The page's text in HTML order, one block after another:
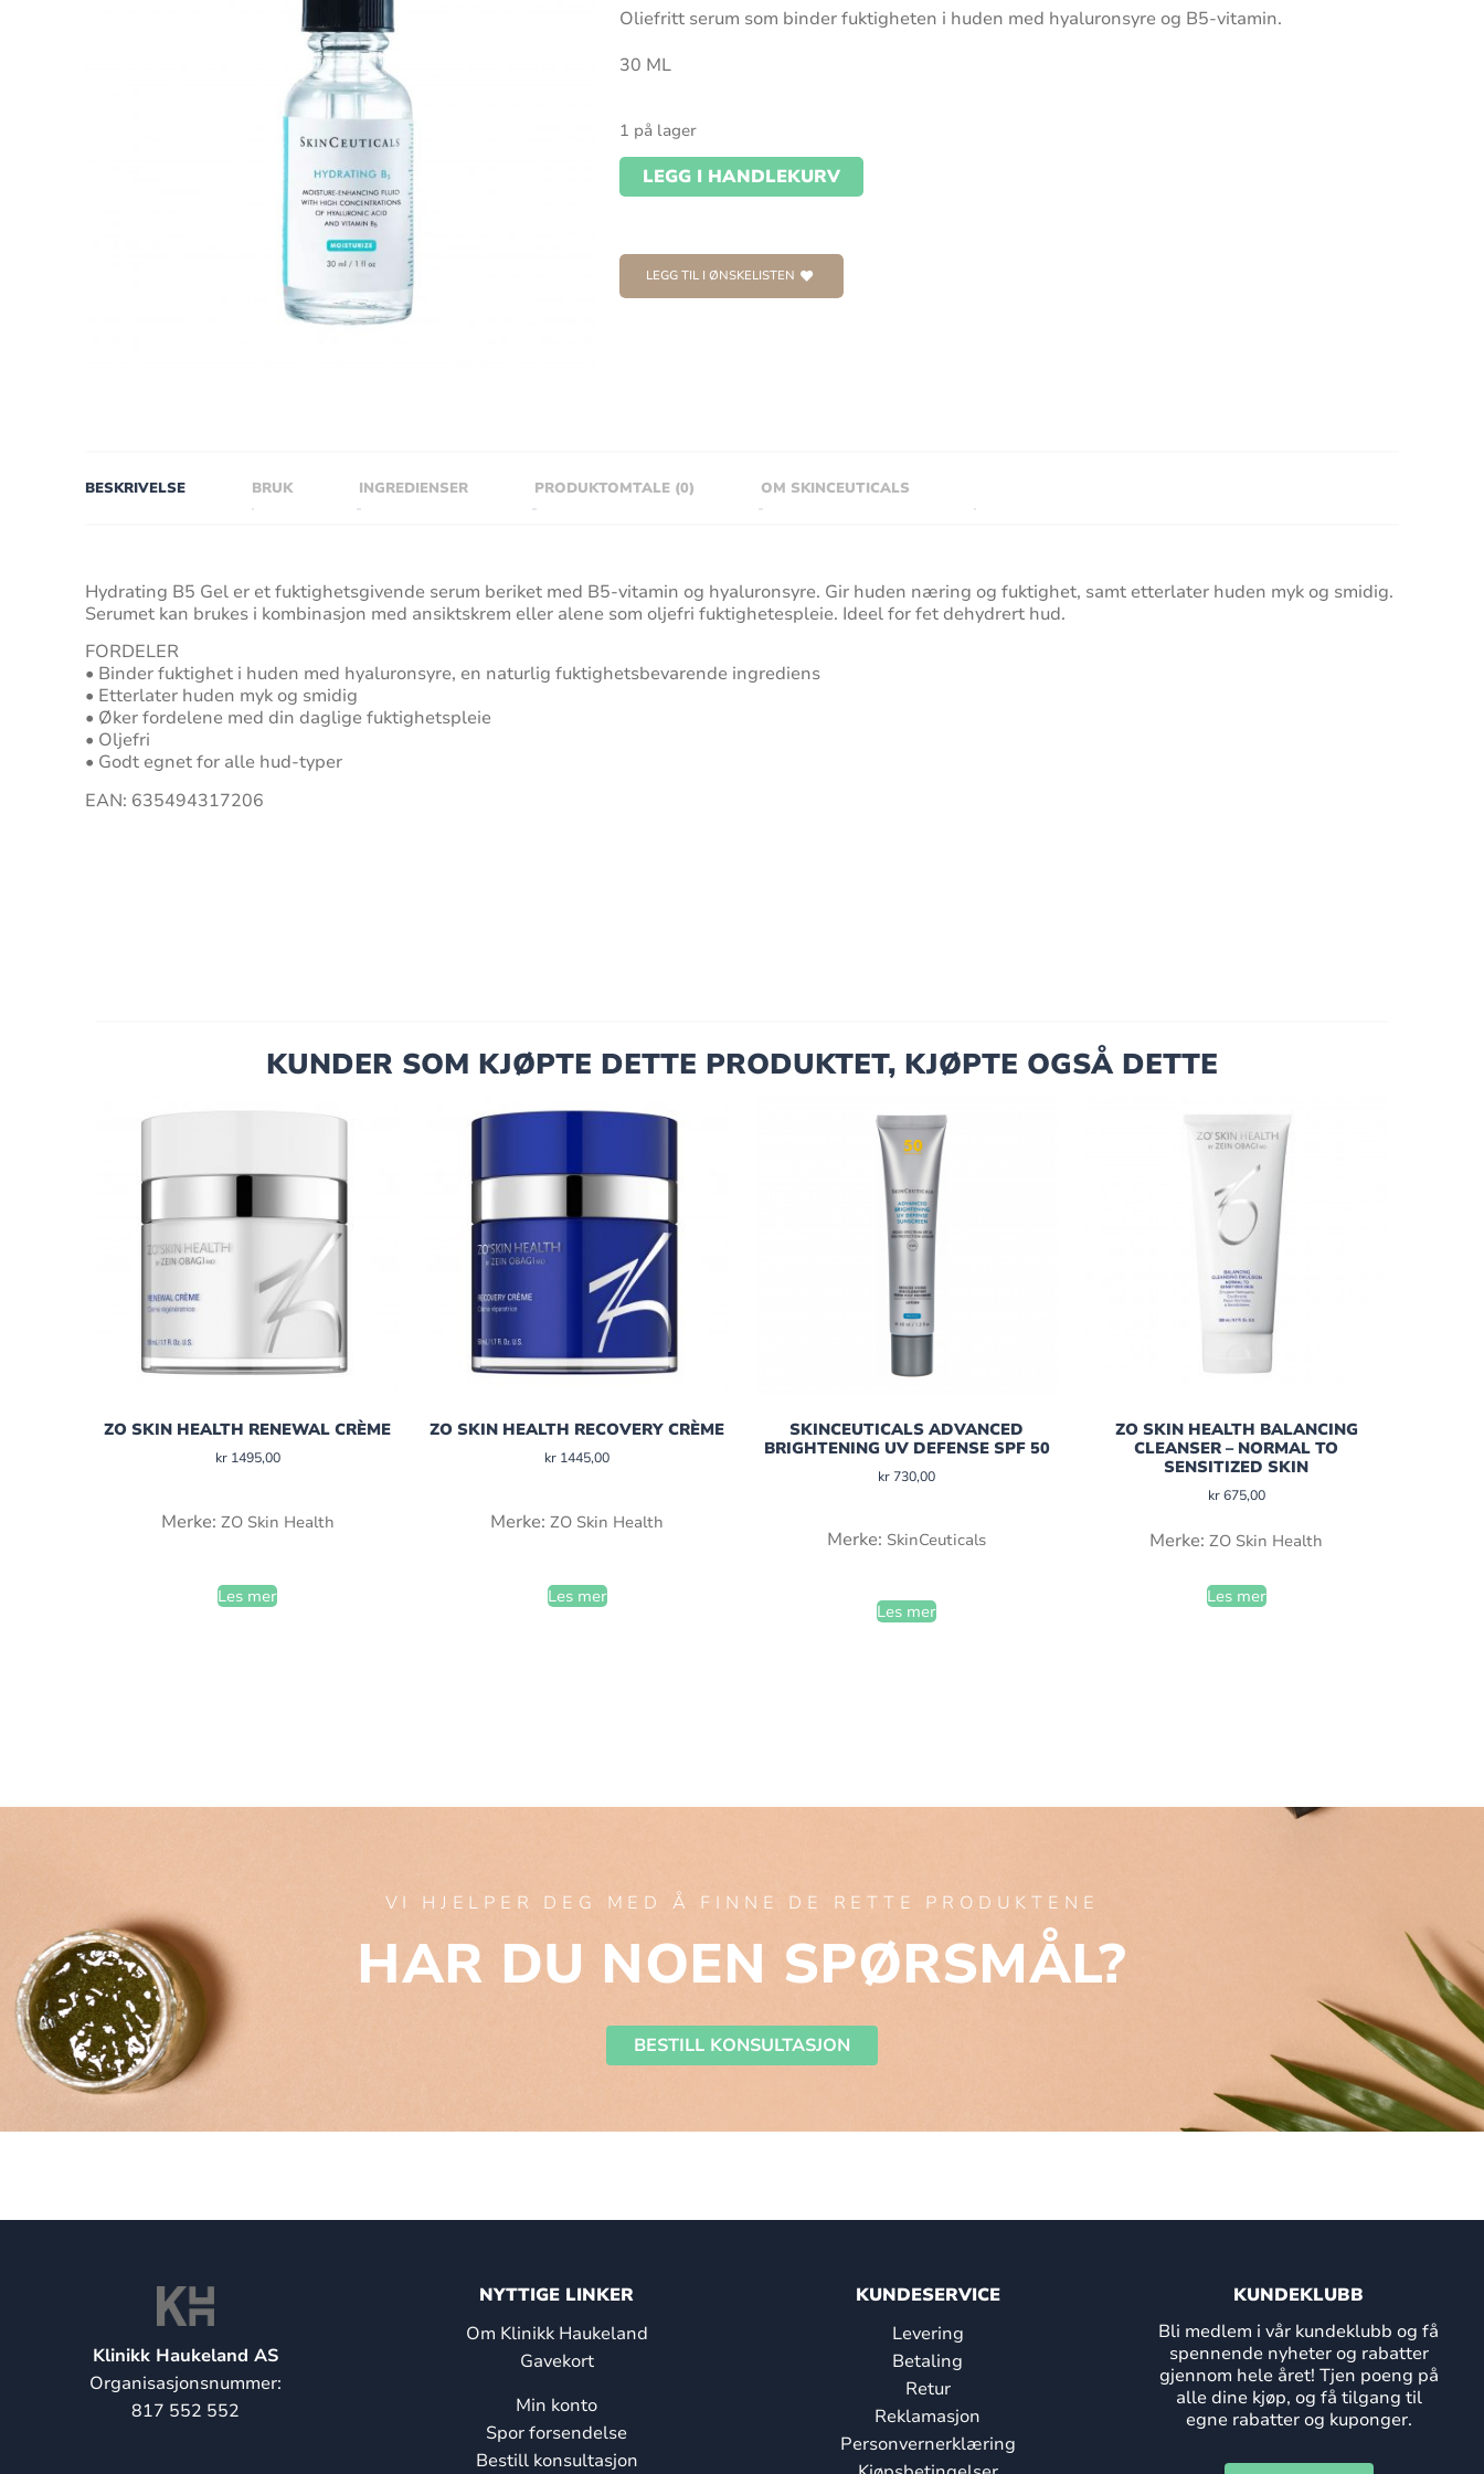
Oliefritt serum som binder fuktigheten i huden med hyaluronsyre og B5-vitamin.
30 ML
1 på lager
LEGG I HANDLEKURV
LEGG TIL I ØNSKELISTEN
BESKRIVELSE BRUK INGREDIENSER PRODUKTOMTALE (0) OM SKINCEUTICALS
Hydrating B5 Gel er et fuktighetsgivende serum beriket med B5-vitamin og hyaluronsyre. Gir huden næring og fuktighet, samt etterlater huden myk og smidig.
Serumet kan brukes i kombinasjon med ansiktskrem eller alene som oljefri fuktighetespleie. Ideel for fet dehydrert hud.
FORDELER
• Binder fuktighet i huden med hyaluronsyre, en naturlig fuktighetsbevarende ingrediens
• Etterlater huden myk og smidig
• Øker fordelene med din daglige fuktighetspleie
• Oljefri
• Godt egnet for alle hud-typer
EAN: 635494317206
KUNDER SOM KJØPTE DETTE PRODUKTET, KJØPTE OGSÅ DETTE
ZO SKIN HEALTH RENEWAL CRÈME
kr1495,00
Merke: ZO Skin Health
Les mer
ZO SKIN HEALTH RECOVERY CRÈME
kr 1445,00
Merke:ZO Skin Health
Les mer
SKINCEUTICALS ADVANCED
BRIGHTENING UV DEFENSE SPF 50
kr730,00
Merke: SkinCeuticals
Les mer
ZO SKIN HEALTH BALANCING
CLEANSER – NORMAL TO
SENSITIZED SKIN
kr675,00
Merke:ZO Skin Health
Les mer
VI HJELPER DEG MED Å FINNE DE RETTE PRODUKTENE
HAR DU NOEN SPØRSMÅL?
BESTILL KONSULTASJON
Klinikk Haukeland AS
Organisasjonsnummer:
817 552 552
NYTTIGE LINKER
Om Klinikk Haukeland
Gavekort
Min konto
Spor forsendelse
Bestill konsultasjon
KUNDESERVICE
Levering
Betaling
Retur
Reklamasjon
Personvernerklæring
KUNDEKLUBB
Bli medlem i vår kundeklubb og få
spennende nyheter og rabatter
gjennom hele året! Tjen poeng på
alle dine kjøp, og få tilgang til
egne rabatter og kuponger.